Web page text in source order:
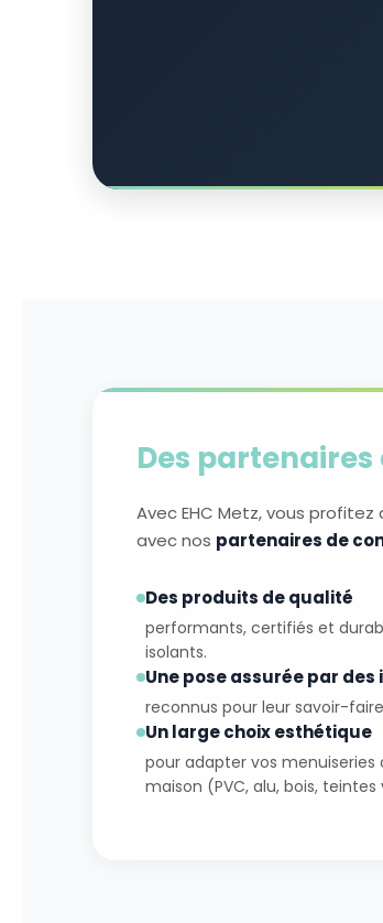
Des
Avec EHC Metz, vous
avec nos partenaires de
Des produits de qualité
performants, certifiés et
isolants.
Une pose assurée par
reconnus pour leur savoir-
Un large choix esthétique
pour adapter vos
maison (PVC, alu, bois, teintes